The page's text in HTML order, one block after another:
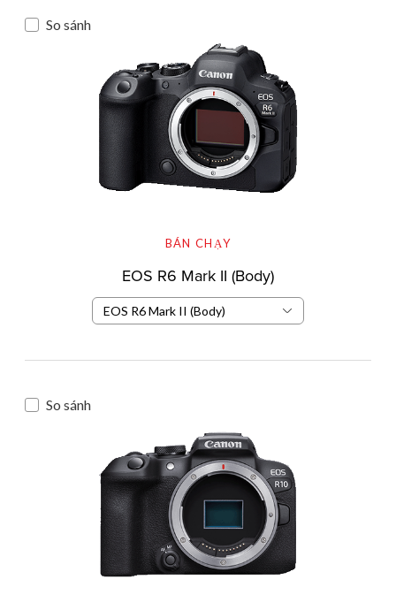
So sánh
BÁN CHẠY
EOS R6 Mark II (Body)
EOS R6 Mark II (Body)
So sánh